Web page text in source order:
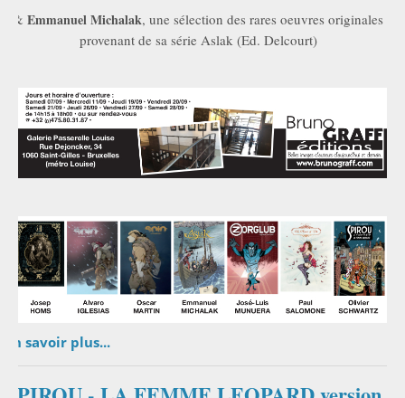
& Emmanuel Michalak, une sélection des rares oeuvres originales
provenant de sa série Aslak (Ed. Delcourt)
En savoir plus...